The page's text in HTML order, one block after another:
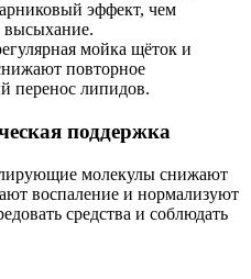
эффект, чем
высыхание.
мойка щёток и
повторное
перенос липидов.
поддержка
молекулы снижают
воспаление и нормализуют
средства и соблюдать